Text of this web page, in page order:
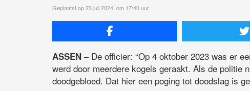
Geplaatst op 23 juli 2024, om 17:40 uur
ASSEN – De officier: “Op 4 oktober 2023 was er
werd door meerdere kogels geraakt. Als de politie
doodgebloed. Dat hier een poging tot doodslag is